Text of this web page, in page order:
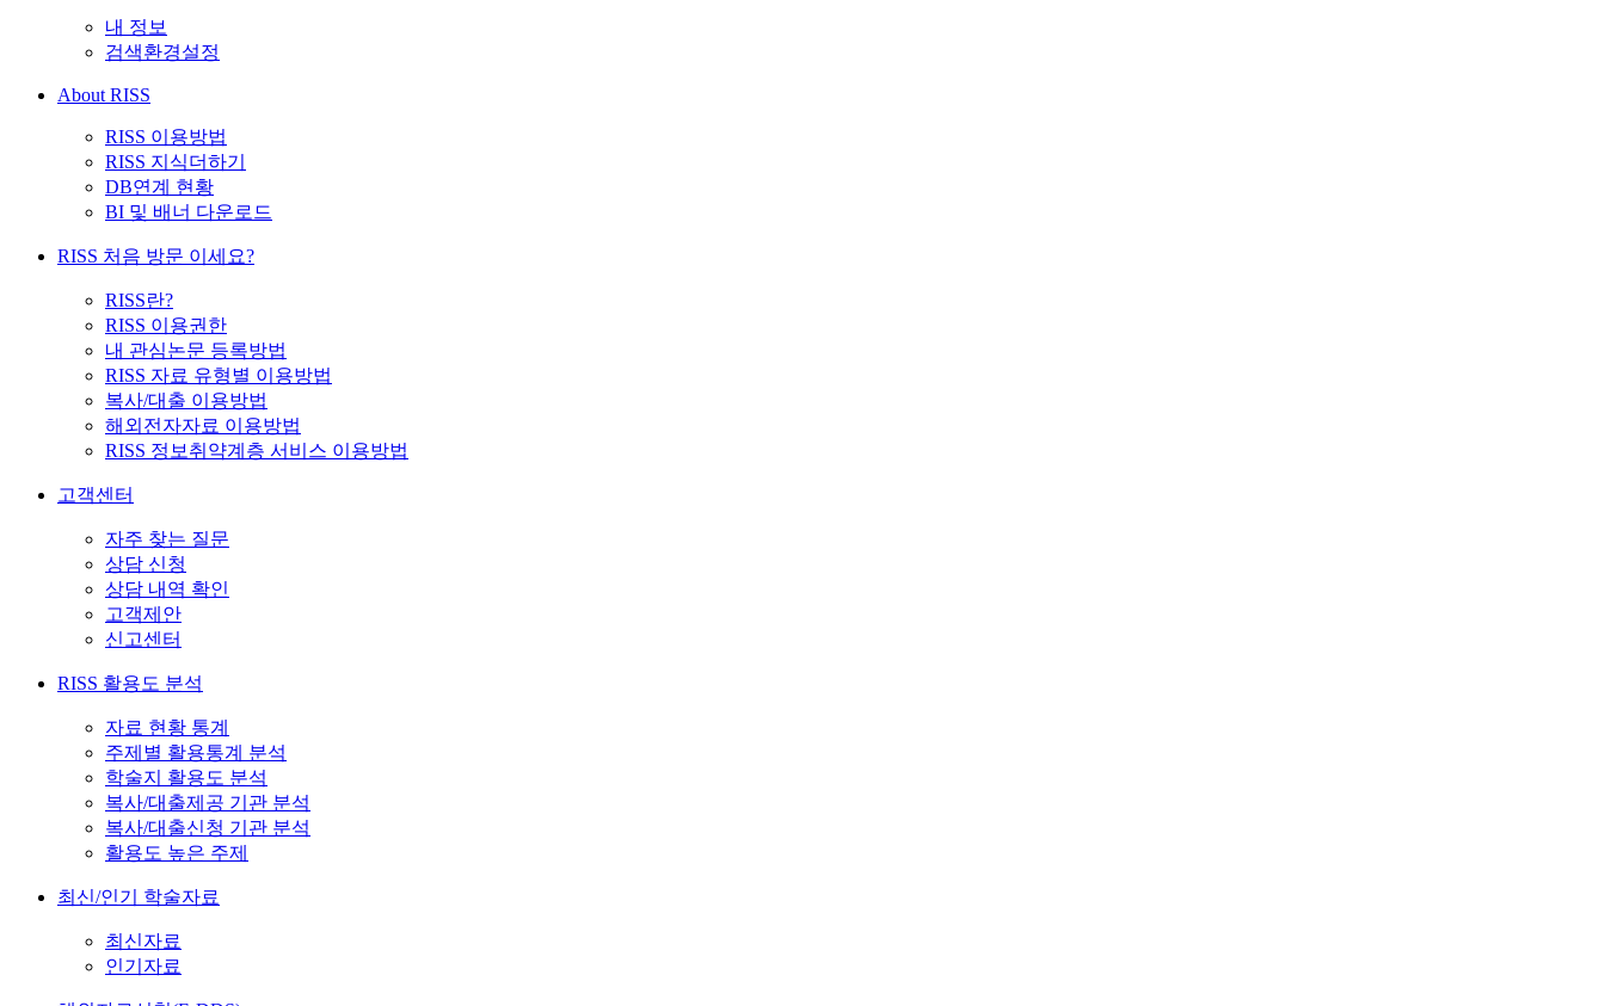
내 정보
검색환경설정
About RISS
RISS 이용방법
RISS 지식더하기
DB연계 현황
BI 및 배너 다운로드
RISS 처음 방문 이세요?
RISS란?
RISS 이용권한
내 관심논문 등록방법
RISS 자료 유형별 이용방법
복사/대출 이용방법
해외전자자료 이용방법
RISS 정보취약계층 서비스 이용방법
고객센터
자주 찾는 질문
상담 신청
상담 내역 확인
고객제안
신고센터
RISS 활용도 분석
자료 현황 통계
주제별 활용통계 분석
학술지 활용도 분석
복사/대출제공 기관 분석
복사/대출신청 기관 분석
활용도 높은 주제
최신/인기 학술자료
최신자료
인기자료